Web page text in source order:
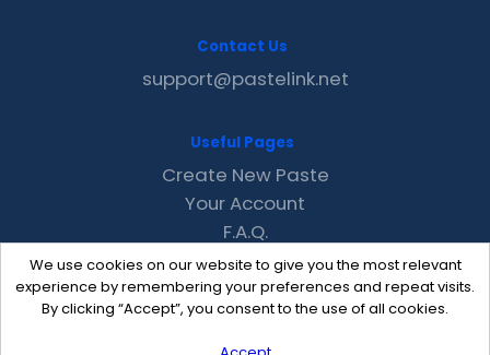
We use cookies on our website to give you the most relevant
experience by remembering your preferences and repeat visits.
By clicking “Accept”, you consent to the use of all cookies.
Contact Us
support@pastelink.net
Useful Pages
Create New Paste
Your Account
F.A.Q.
Recent
Contact